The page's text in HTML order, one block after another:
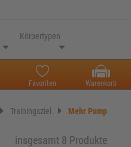
Körpertypen
Favoriten Warenkorb
Trainingsziel Mehr Pump
insgesamt 8 Produkte